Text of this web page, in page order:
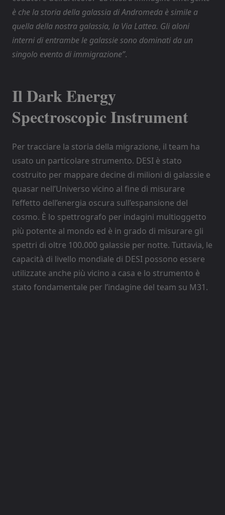
è che la storia della galassia di Andromeda è simile a
quella della nostra galassia, la Via Lattea. Gli aloni
interni di entrambe le galassie sono dominati da un
singolo evento di immigrazione”.
IlDark Energy
Spectroscopic Instrument
Per tracciare la storia della migrazione, il team ha
usato un particolare strumento. DESI è stato
costruito per mappare decine di milioni di galassie e
quasar nell’Universo vicino al fine di misurare
l’effetto dell’energia oscura sull’espansione del
cosmo. È lo spettrografo per indagini multioggetto
più potente al mondo ed è in grado di misurare gli
spettri di oltre 100.000 galassie per notte. Tuttavia, le
capacità di livello mondiale di DESI possono essere
utilizzate anche più vicino a casa e lo strumento è
stato fondamentale per l’indagine del team su M31.